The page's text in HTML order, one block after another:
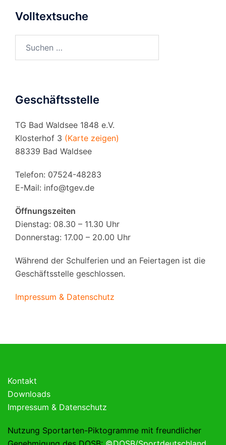
Volltextsuche
Geschäftsstelle
TG Bad Waldsee 1848 e.V.
Klosterhof 3 (Karte zeigen)
88339 Bad Waldsee
Telefon: 07524-48283
E-Mail: info@tgev.de
Öffnungszeiten
Dienstag: 08.30 – 11.30 Uhr
Donnerstag: 17.00 – 20.00 Uhr
Während der Schulferien und an Feiertagen ist die
Geschäftsstelle geschlossen.
Impressum & Datenschutz
Kontakt
Downloads
Impressum & Datenschutz
Nutzung Sportarten-Piktogramme mit freundlicher